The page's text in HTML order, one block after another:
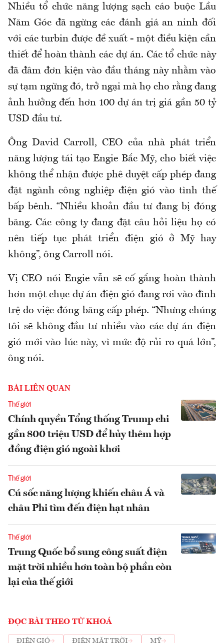
Nhiều tổ chức năng lượng sạch cáo buộc Lầu
Năm Góc đã ngừng các đánh giá an ninh đối
với các turbin được đề xuất - một điều kiện cần
thiết để hoàn thành các dự án. Các tổ chức này
đã đâm đơn kiện vào đầu tháng này nhằm vào
sự tạm ngừng đó, trở ngại mà họ cho rằng đang
ảnh hưởng đến hơn 100 dự án trị giá gần 50 tỷ
USD đầu tư.
Ông David Carroll, CEO của nhà phát triển
năng lượng tái tạo Engie Bắc Mỹ, cho biết việc
không thể nhận được phê duyệt cấp phép đang
đặt ngành công nghiệp điện gió vào tình thế
bấp bênh. “Nhiều khoản đầu tư đang bị đóng
băng. Các công ty đang đặt câu hỏi liệu họ có
nên tiếp tục phát triển điện gió ở Mỹ hay
không”, ông Carroll nói.
Vị CEO nói Engie vẫn sẽ cố gắng hoàn thành
hơn một chục dự án điện gió đang rơi vào đình
trệ do việc đóng băng cấp phép. “Nhưng chúng
tôi sẽ không đầu tư nhiều vào các dự án điện
gió mới vào lúc này, vì mức độ rủi ro quá lớn”,
ông nói.
BÀI LIÊN QUAN
Thế giới
Chính quyền Tổng thống Trump chi
gần 800 triệu USD để hủy thêm hợp
đồng điện gió ngoài khơi
Thế giới
Cú sốc năng lượng khiến châu Á và
châu Phi tìm đến điện hạt nhân
Thế giới
Trung Quốc bổ sung công suất điện
mặt trời nhiều hơn toàn bộ phần còn
lại của thế giới
ĐỌC BÀI THEO TỪ KHOÁ
ĐIỆN GIÓ ĐIỆN MẶT TRỜI
MỸ